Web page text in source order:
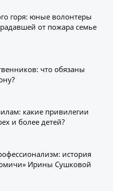
горя: юные волонтеры
от пожара семье
что обязаны
какие привилегии
и более детей?
история
Ирины Сушковой